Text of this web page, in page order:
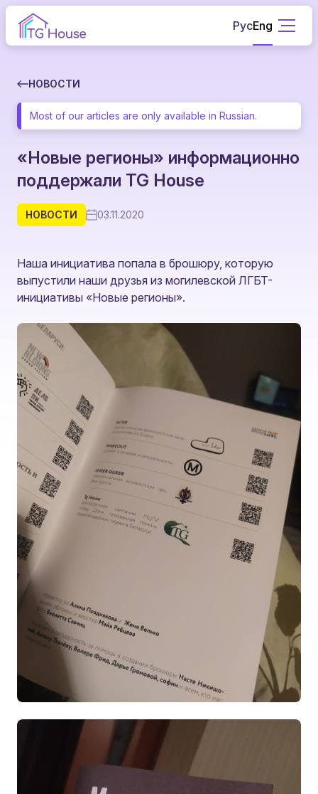
РусEng
НОВОСТИ
Most of our articles are only available in Russian.
«Новые регионы» информационно
поддержали TG House
НОВОСТИ 03.11.2020
Наша инициатива попала в брошюру, которую
выпустили наши друзья из могилевской ЛГБТ-
инициативы «Новые регионы».